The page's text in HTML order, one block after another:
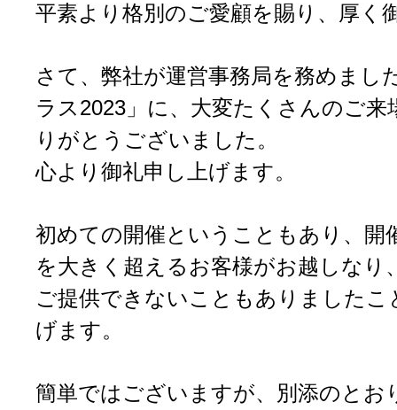
平素より格別のご愛顧を賜り、厚く
さて、弊社が運営事務局を務めまし
ラス2023」に、大変たくさんのご
りがとうございました。
心より御礼申し上げます。
初めての開催ということもあり、開
を大きく超えるお客様がお越しなり
ご提供できないこともありましたこ
げます。
簡単ではございますが、別添のとお